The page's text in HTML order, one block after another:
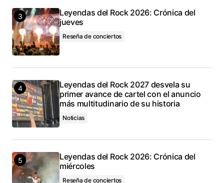
Leyendas del Rock 2026: Crónica del
jueves
Reseña de conciertos
Leyendas del Rock 2027 desvela su
primer avance de cartel con el anuncio
más multitudinario de su historia
Noticias
Leyendas del Rock 2026: Crónica del
miércoles
Reseña de conciertos